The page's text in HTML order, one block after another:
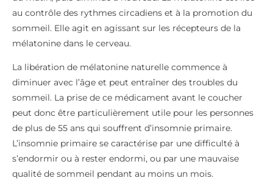
au contrôle des rythmes circadiens et à la promotion du
sommeil. Elle agit en agissant sur les récepteurs de la
mélatonine dans le cerveau.
La libération de mélatonine naturelle commence à
diminuer avec l’âge et peut entraîner des troubles du
sommeil. La prise de ce médicament avant le coucher
peut donc être particulièrement utile pour les personnes
de plus de 55 ans qui souffrent d’insomnie primaire.
L’insomnie primaire se caractérise par une difficulté à
s’endormir ou à rester endormi, ou par une mauvaise
qualité de sommeil pendant au moins un mois.